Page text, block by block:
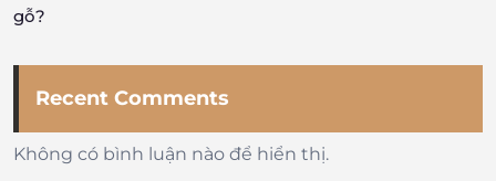
gỗ?
Recent Comments
Không có bình luận nào để hiển thị.